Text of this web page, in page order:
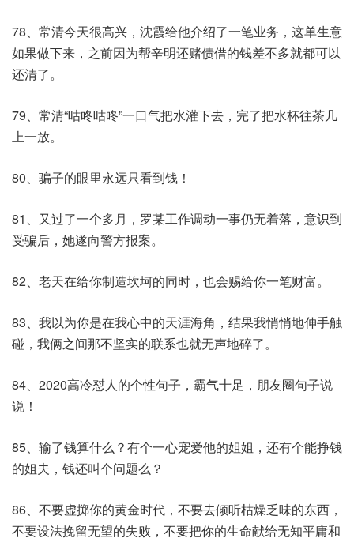
78、常清今天很高兴，沈霞给他介绍了一笔业务，这单生意
如果做下来，之前因为帮辛明还赌债借的钱差不多就都可以
还清了。
79、常清“咕咚咕咚”一口气把水灌下去，完了把水杯往茶几
上一放。
80、骗子的眼里永远只看到钱！
81、又过了一个多月，罗某工作调动一事仍无着落，意识到
受骗后，她遂向警方报案。
82、老天在给你制造坎坷的同时，也会赐给你一笔财富。
83、我以为你是在我心中的天涯海角，结果我悄悄地伸手触
碰，我俩之间那不坚实的联系也就无声地碎了。
84、2020高冷怼人的个性句子，霸气十足，朋友圈句子说
说！
85、输了钱算什么？有个一心宠爱他的姐姐，还有个能挣钱
的姐夫，钱还叫个问题么？
86、不要虚掷你的黄金时代，不要去倾听枯燥乏味的东西，
不要设法挽留无望的失败，不要把你的生命献给无知平庸和